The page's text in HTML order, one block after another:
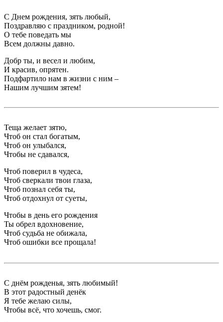
С Днем рождения, зять любый,
Поздравляю с праздником, родной!
О тебе поведать мы
Всем должны давно.
Добр ты, и весел и любим,
И красив, опрятен.
Подфартило нам в жизни с ним –
Нашим лучшим зятем!
Теща желает зятю,
Чтоб он стал богатым,
Чтоб он улыбался,
Чтобы не сдавался,
Чтоб поверил в чудеса,
Чтоб сверкали твои глаза,
Чтоб познал себя ты,
Чтоб отдохнул от суеты,
Чтобы в день его рождения
Ты обрел вдохновение,
Чтоб судьба не обижала,
Чтоб ошибки все прощала!
С днём рожденья, зять любимый!
В этот радостный денёк
Я тебе желаю силы,
Чтобы всё, что хочешь, смог.